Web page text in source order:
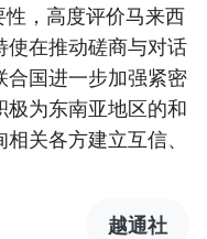
，高度评价马来西
使在推动磋商与对话
合国进一步加强紧密
为东南亚地区的和
关各方建立互信、
越通社